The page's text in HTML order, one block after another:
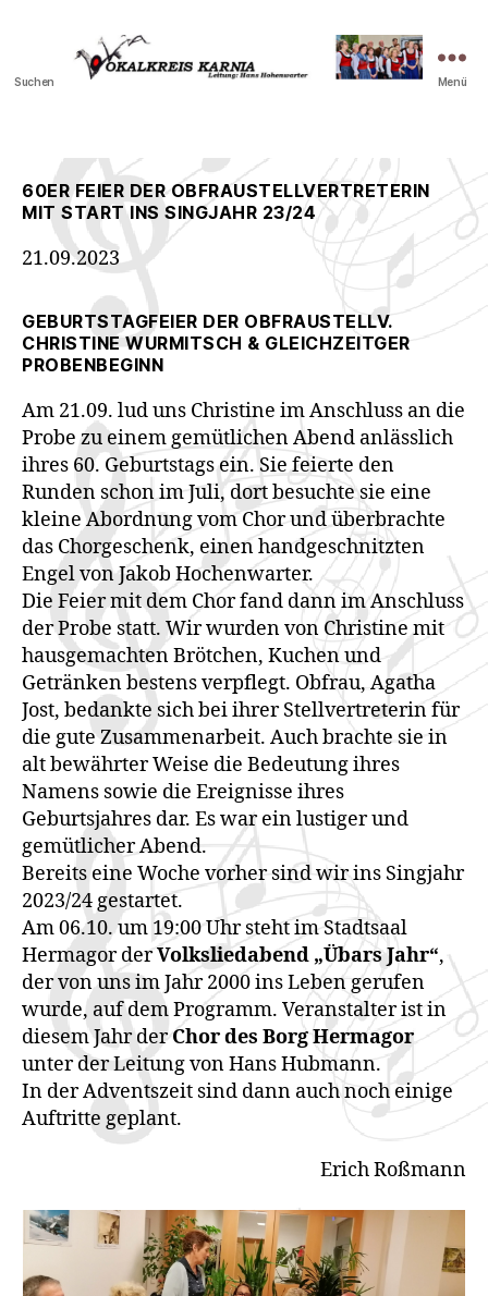
Suchen Menü
60ER FEIER DER OBFRAUSTELLVERTRETERIN
MIT START INS SINGJAHR 23/24
21.09.2023
GEBURTSTAGFEIER DER OBFRAUSTELLV.
CHRISTINE WURMITSCH & GLEICHZEITGER
PROBENBEGINN
Am 21.09. lud uns Christine im Anschluss an die
Probe zu einem gemütlichen Abend anlässlich
ihres 60. Geburtstags ein. Sie feierte den
Runden schon im Juli, dort besuchte sie eine
kleine Abordnung vom Chor und überbrachte
das Chorgeschenk, einen handgeschnitzten
Engel von Jakob Hochenwarter.
Die Feier mit dem Chor fand dann im Anschluss
der Probe statt. Wir wurden von Christine mit
hausgemachten Brötchen, Kuchen und
Getränken bestens verpflegt. Obfrau, Agatha
Jost, bedankte sich bei ihrer Stellvertreterin für
die gute Zusammenarbeit. Auch brachte sie in
alt bewährter Weise die Bedeutung ihres
Namens sowie die Ereignisse ihres
Geburtsjahres dar. Es war ein lustiger und
gemütlicher Abend.
Bereits eine Woche vorher sind wir ins Singjahr
2023/24 gestartet.
Am 06.10. um 19:00 Uhr steht im Stadtsaal
Hermagor derVolksliedabend „Übars Jahr“,
der von uns im Jahr 2000 ins Leben gerufen
wurde, auf dem Programm. Veranstalter ist in
diesem Jahr derChor des Borg Hermagor
unter der Leitung von Hans Hubmann.
In der Adventszeit sind dann auch noch einige
Auftritte geplant.
Erich Roßmann